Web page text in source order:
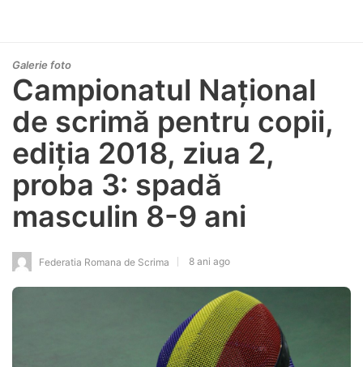
Galerie foto
Campionatul Național
de scrimă pentru copii,
ediția 2018, ziua 2,
proba 3: spadă
masculin 8-9 ani
Federatia Romana de Scrima 8 ani ago